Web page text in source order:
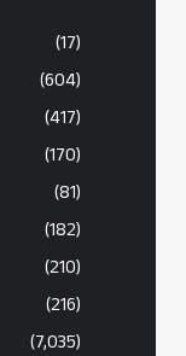
(17)
(604)
(417)
(170)
(81)
(182)
(210)
(216)
(7,035)